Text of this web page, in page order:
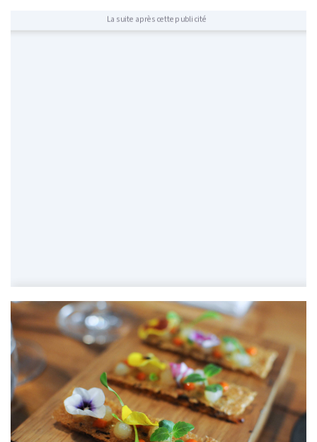
La suite après cette publicité